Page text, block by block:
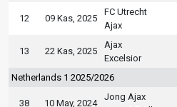
12 09 Kas, 2025
FC Utrecht
Ajax
13 22 Kas, 2025
Ajax
Excelsior
Netherlands 1 2025/2026
38 10 May, 2024
Jong Ajax